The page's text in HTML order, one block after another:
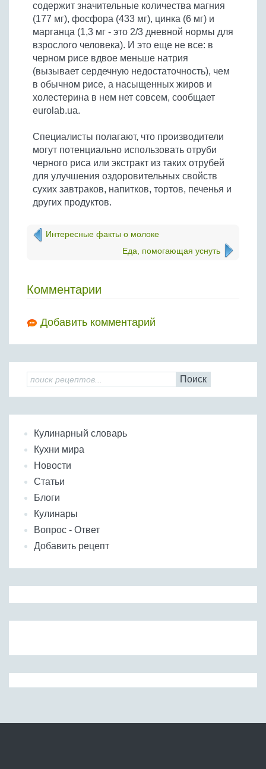
содержит значительные количества магния
(177 мг), фосфора (433 мг), цинка (6 мг) и
марганца (1,3 мг - это 2/3 дневной нормы для
взрослого человека). И это еще не все: в
черном рисе вдвое меньше натрия
(вызывает сердечную недостаточность), чем
в обычном рисе, а насыщенных жиров и
холестерина в нем нет совсем, сообщает
eurolab.ua.
Специалисты полагают, что производители
могут потенциально использовать отруби
черного риса или экстракт из таких отрубей
для улучшения оздоровительных свойств
сухих завтраков, напитков, тортов, печенья и
других продуктов.
Интересные факты о молоке
Еда, помогающая уснуть
Комментарии
Добавить комментарий
Поиск
Кулинарный словарь
Кухни мира
Новости
Статьи
Блоги
Кулинары
Вопрос - Ответ
Добавить рецепт